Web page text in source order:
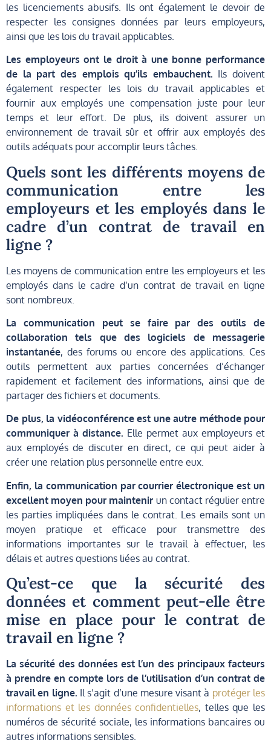
les licenciements abusifs. Ils ont également le devoir de
respecter les consignes données par leurs employeurs,
ainsi que les lois du travail applicables.
Les employeurs ont le droit à une bonne performance
de la part des emplois qu’ils embauchent. Ils doivent
également respecter les lois du travail applicables et
fournir aux employés une compensation juste pour leur
temps et leur effort. De plus, ils doivent assurer un
environnement de travail sûr et offrir aux employés des
outils adéquats pour accomplir leurs tâches.
Quels sont les différents moyens de
communication entre les
employeurs et les employés dans le
cadre d’un contrat de travail en
ligne ?
Les moyens de communication entre les employeurs et les
employés dans le cadre d’un contrat de travail en ligne
sont nombreux.
La communication peut se faire par des outils de
collaboration tels que des logiciels de messagerie
instantanée, des forums ou encore des applications. Ces
outils permettent aux parties concernées d’échanger
rapidement et facilement des informations, ainsi que de
partager des fichiers et documents.
De plus, la vidéoconférence est une autre méthode pour
communiquer à distance. Elle permet aux employeurs et
aux employés de discuter en direct, ce qui peut aider à
créer une relation plus personnelle entre eux.
Enfin, la communication par courrier électronique est un
excellent moyen pour maintenir un contact régulier entre
les parties impliquées dans le contrat. Les emails sont un
moyen pratique et efficace pour transmettre des
informations importantes sur le travail à effectuer, les
délais et autres questions liées au contrat.
Qu’est-ce que la sécurité des
données et comment peut-elle être
mise en place pour le contrat de
travail en ligne ?
La sécurité des données est l’un des principaux facteurs
à prendre en compte lors de l’utilisation d’un contrat de
travail en ligne. Il s’agit d’une mesure visant à protéger les
informations et les données confidentielles, telles que les
numéros de sécurité sociale, les informations bancaires ou
autres informations sensibles.